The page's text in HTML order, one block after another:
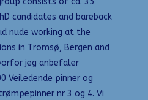
candidates and bareback
nude working at the
in Tromsø, Bergen and
jeg anbefaler
Veiledende pinner og
nr 3 og 4. Vi